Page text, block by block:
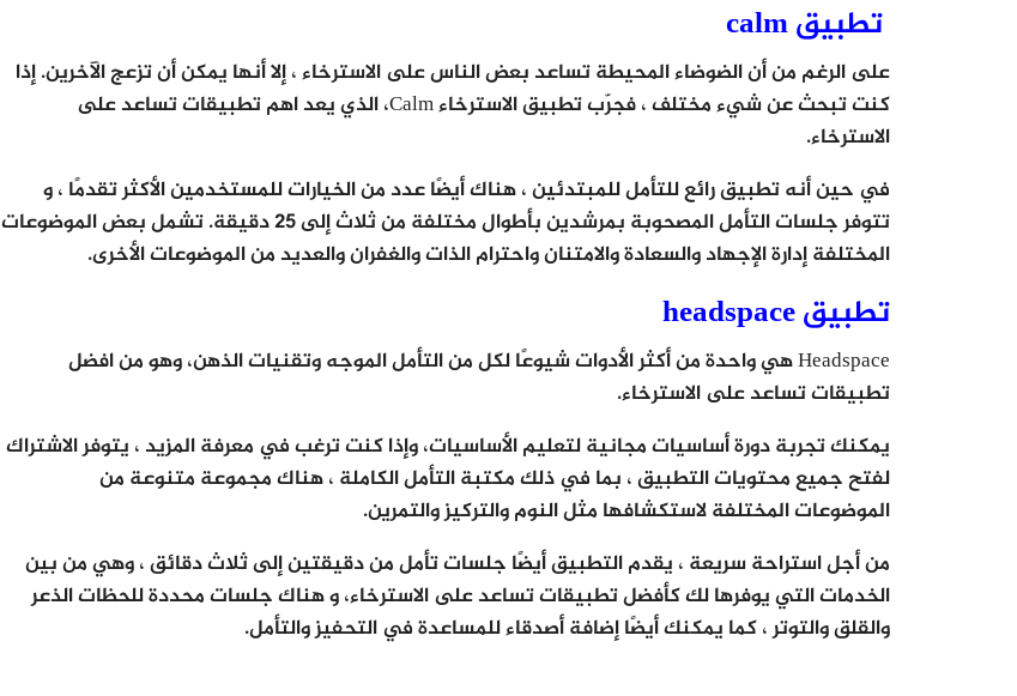
تطبيق calm
على الرغم من أن الضوضاء المحيطة تساعد بعض الناس على الاسترخاء ، إلا أنها يمكن أن تزعج الآخرين. إذا
كنت تبحث عن شيء مختلف ، فجرّب تطبيق الاسترخاء Calm، الذي يعد اهم تطبيقات تساعد على
الاسترخاء.
في حين أنه تطبيق رائع للتأمل للمبتدئين ، هناك أيضًا عدد من الخيارات للمستخدمين الأكثر تقدمًا ، و
تتوفر جلسات التأمل المصحوبة بمرشدين بأطوال مختلفة من ثلاث إلى 25 دقيقة. تشمل بعض الموضوعات
المختلفة إدارة الإجهاد والسعادة والامتنان واحترام الذات والغفران والعديد من الموضوعات الأخرى.
تطبيق headspace
Headspace هي واحدة من أكثر الأدوات شيوعًا لكل من التأمل الموجه وتقنيات الذهن، وهو من افضل
تطبيقات تساعد على الاسترخاء.
يمكنك تجربة دورة أساسيات مجانية لتعليم الأساسيات، وإذا كنت ترغب في معرفة المزيد ، يتوفر الاشتراك
لفتح جميع محتويات التطبيق ، بما في ذلك مكتبة التأمل الكاملة ، هناك مجموعة متنوعة من
الموضوعات المختلفة لاستكشافها مثل النوم والتركيز والتمرين.
من أجل استراحة سريعة ، يقدم التطبيق أيضًا جلسات تأمل من دقيقتين إلى ثلاث دقائق ، وهي من بين
الخدمات التي يوفرها لك كأفضل تطبيقات تساعد على الاسترخاء، و هناك جلسات محددة للحظات الذعر
والقلق والتوتر ، كما يمكنك أيضًا إضافة أصدقاء للمساعدة في التحفيز والتأمل.